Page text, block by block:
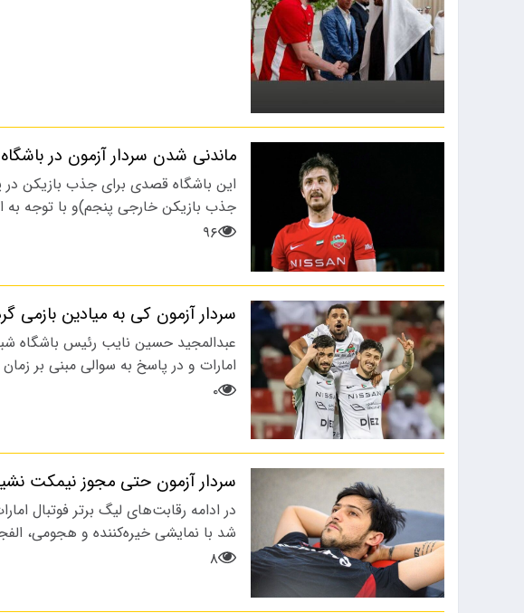
ماندنی شدن سردار آزمون در
این باشگاه قصدی برای جذب بازیکن
جذب بازیکن خارجی پنجم)و با توجه به
۹۶
سردار آزمون کی به میادین بازمی
عبدالمجید حسین نایب رئیس باشگاه
امارات و در پاسخ به سوالی مبنی بر
۰
سردار آزمون حتی مجوز نیمکت
در ادامه رقابت‌های لیگ برتر فوتبال
شد با نمایشی خیره‌کننده و هجومی،
۸